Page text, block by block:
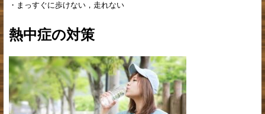
・まっすぐに歩けない，走れない
熱中症の対策